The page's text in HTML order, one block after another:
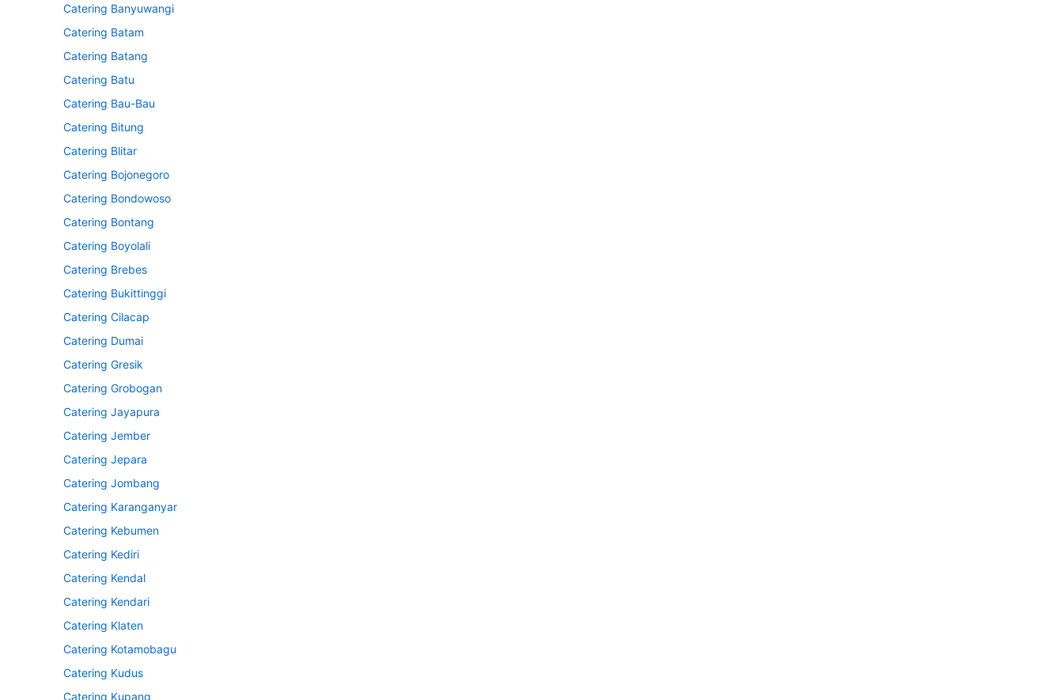
Catering Banyuwangi
Catering Batam
Catering Batang
Catering Batu
Catering Bau-Bau
Catering Bitung
Catering Blitar
Catering Bojonegoro
Catering Bondowoso
Catering Bontang
Catering Boyolali
Catering Brebes
Catering Bukittinggi
Catering Cilacap
Catering Dumai
Catering Gresik
Catering Grobogan
Catering Jayapura
Catering Jember
Catering Jepara
Catering Jombang
Catering Karanganyar
Catering Kebumen
Catering Kediri
Catering Kendal
Catering Kendari
Catering Klaten
Catering Kotamobagu
Catering Kudus
Catering Kupang